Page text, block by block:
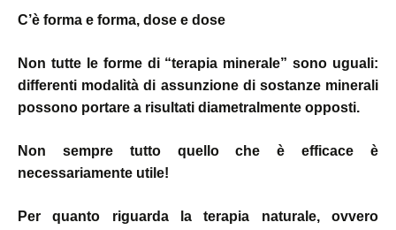
C’è forma e forma, dose e dose
Non tutte le forme di “terapia minerale” sono uguali:
differenti modalità di assunzione di sostanze minerali
possono portare a risultati diametralmente opposti.
Non sempre tutto quello che è efficace è
necessariamente utile!
Per quanto riguarda la terapia naturale, ovvero